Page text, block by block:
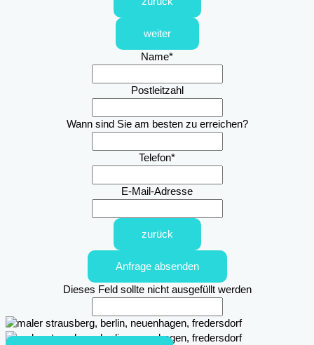
weiter
Name*
Postleitzahl
Wann sind Sie am besten zu erreichen?
Telefon*
E-Mail-Adresse
zurück
Anfrage absenden
Dieses Feld sollte nicht ausgefüllt werden